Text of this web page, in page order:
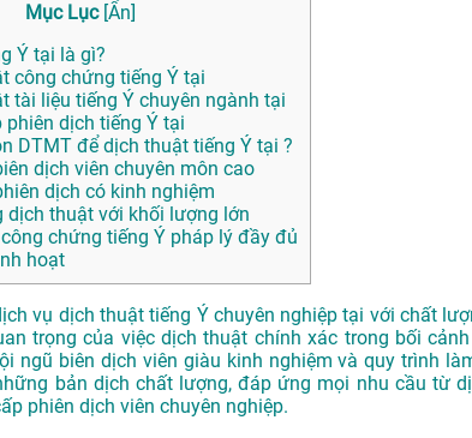
Mục Lục [Ẩn]
Ý tại là gì?
công chứng tiếng Ý tại
tài liệu tiếng Ý chuyên ngành tại
phiên dịch tiếng Ý tại
DTMT để dịch thuật tiếng Ý tại ?
dịch viên chuyên môn cao
dịch có kinh nghiệm
dịch thuật với khối lượng lớn
chứng tiếng Ý pháp lý đầy đủ
hoạt
vụ dịch thuật tiếng Ý chuyên nghiệp tại với chất
trọng của việc dịch thuật chính xác trong bối
ngũ biên dịch viên giàu kinh nghiệm và quy trình
bản dịch chất lượng, đáp ứng mọi nhu cầu từ
phiên dịch viên chuyên nghiệp.